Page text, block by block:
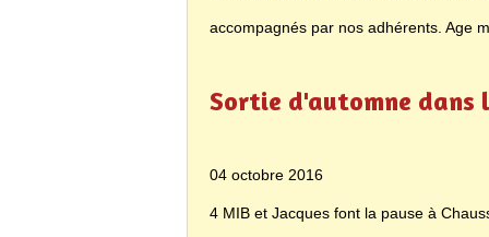
accompagnés par nos adhérents. Age
Sortie d'automne dans
04 octobre 2016
4 MIB et Jacques font la pause à